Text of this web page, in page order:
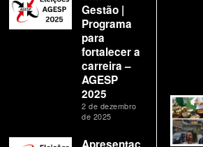
Gestão |
Programa
para
fortalecer a
carreira –
AGESP
2025
2 de dezembro
de 2025